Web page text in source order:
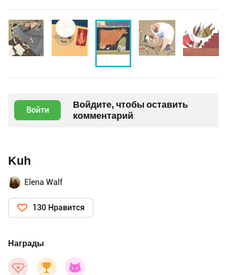
Войти
Войдите, чтобы оставить
комментарий
Kuh
Elena Walf
130 Нравится
Награды